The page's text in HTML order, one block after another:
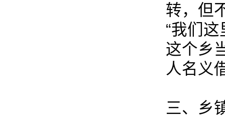
转，但
“我们
这个乡
人名义
三、乡